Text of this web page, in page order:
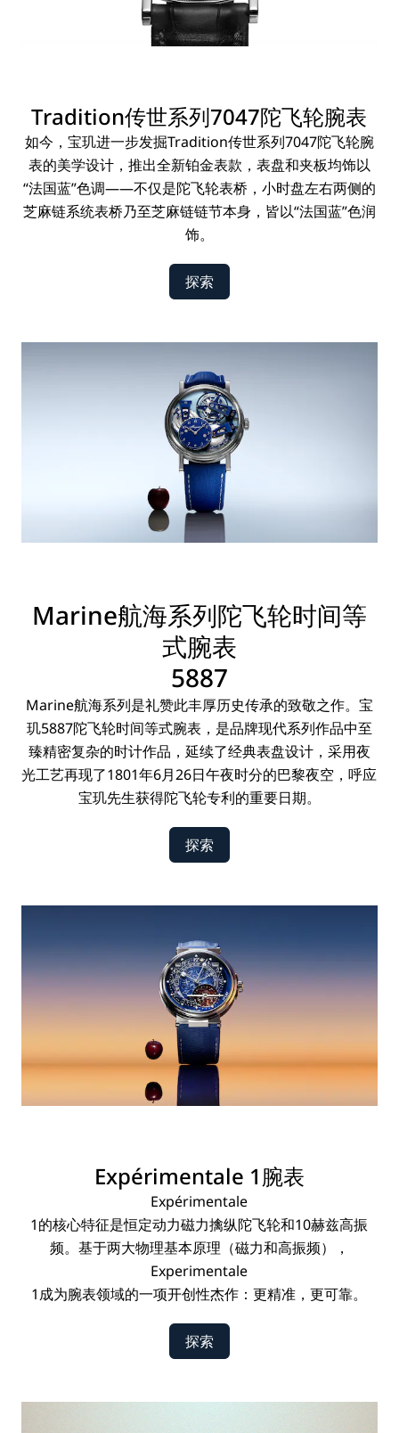
Tradition传世系列7047陀飞轮腕表
如今，宝玑进一步发掘Tradition传世系列7047陀飞轮腕
表的美学设计，推出全新铂金表款，表盘和夹板均饰以
“法国蓝”色调——不仅是陀飞轮表桥，小时盘左右两侧的
芝麻链系统表桥乃至芝麻链链节本身，皆以“法国蓝”色润
饰。
探索
Marine航海系列陀飞轮时间等
式腕表
5887
Marine航海系列是礼赞此丰厚历史传承的致敬之作。宝
玑5887陀飞轮时间等式腕表，是品牌现代系列作品中至
臻精密复杂的时计作品，延续了经典表盘设计，采用夜
光工艺再现了1801年6月26日午夜时分的巴黎夜空，呼应
宝玑先生获得陀飞轮专利的重要日期。
探索
Expérimentale 1腕表
Expérimentale
1的核心特征是恒定动力磁力擒纵陀飞轮和10赫兹高振
频。基于两大物理基本原理（磁力和高振频），
Experimentale
1成为腕表领域的一项开创性杰作：更精准，更可靠。
探索